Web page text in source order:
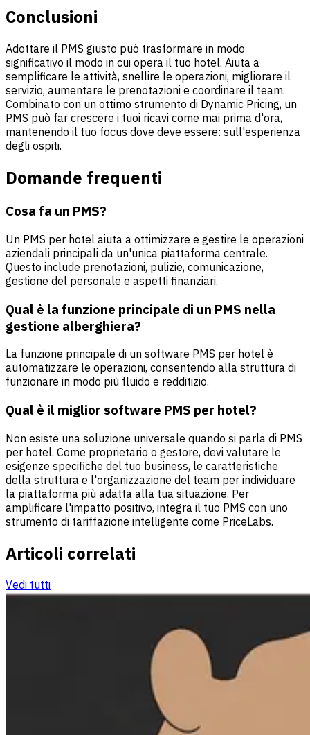
Conclusioni
Adottare il PMS giusto può trasformare in modo
significativo il modo in cui opera il tuo hotel. Aiuta a
semplificare le attività, snellire le operazioni, migliorare il
servizio, aumentare le prenotazioni e coordinare il team.
Combinato con un ottimo strumento di Dynamic Pricing, un
PMS può far crescere i tuoi ricavi come mai prima d'ora,
mantenendo il tuo focus dove deve essere: sull'esperienza
degli ospiti.
Domande frequenti
Cosa fa un PMS?
Un PMS per hotel aiuta a ottimizzare e gestire le operazioni
aziendali principali da un'unica piattaforma centrale.
Questo include prenotazioni, pulizie, comunicazione,
gestione del personale e aspetti finanziari.
Qual è la funzione principale di un PMS nella
gestione alberghiera?
La funzione principale di un software PMS per hotel è
automatizzare le operazioni, consentendo alla struttura di
funzionare in modo più fluido e redditizio.
Qual è il miglior software PMS per hotel?
Non esiste una soluzione universale quando si parla di PMS
per hotel. Come proprietario o gestore, devi valutare le
esigenze specifiche del tuo business, le caratteristiche
della struttura e l'organizzazione del team per individuare
la piattaforma più adatta alla tua situazione. Per
amplificare l'impatto positivo, integra il tuo PMS con uno
strumento di tariffazione intelligente come PriceLabs.
Articoli correlati
Vedi tutti